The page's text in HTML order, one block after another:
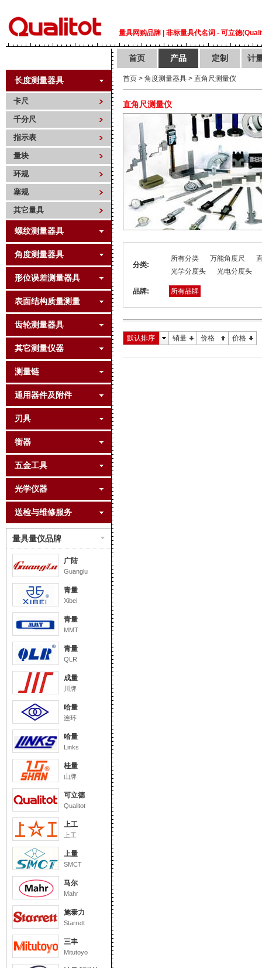
量具网购品牌 | 非标量具代名词 - 可立德
长度测量器具
卡尺
千分尺
指示表
量块
环规
塞规
其它量具
螺纹测量器具
角度测量器具
形位误差测量器具
表面结构质量测量
齿轮测量器具
其它测量仪器
测量链
通用器件及附件
刃具
衡器
五金工具
光学仪器
送检与维修服务
量具量仪品牌
广陆
Guanglu
青量
Xibei
青量
MMT
青量
QLR
成量
川牌
哈量
连环
哈量
Links
桂量
山牌
可立德
Qualitot
上工
上工
上量
SMCT
马尔
Mahr
施泰力
Starrett
三丰
Mitutoyo
首页 产品 定制 计
首页 > 角度测量器具 > 直角尺测量仪
直角尺测量仪
分类:
所有分类 万能角度尺
光学分度头
光电分度头
品牌: 所有品牌
默认排序 销量 价格 价格